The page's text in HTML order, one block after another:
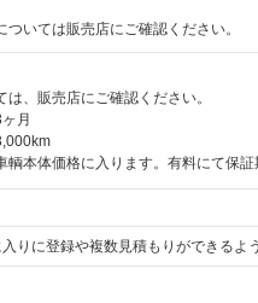
ついては販売店にご確認ください。
は、販売店にご確認ください。
月
輌本体価格に入ります。有料にて保
りに登録や複数見積もりができるよ